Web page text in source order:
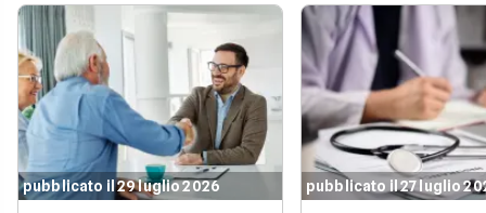
pubblicato il 29 luglio 2026 pubblicato il 27 luglio